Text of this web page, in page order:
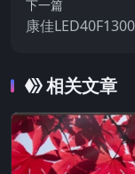
下一篇
康佳
相关文章